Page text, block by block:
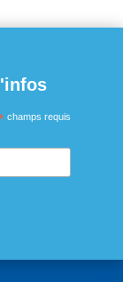
champs requis